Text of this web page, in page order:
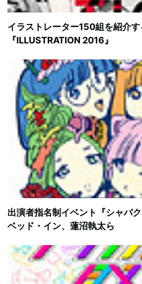
イラストレーター150組を紹介
『ILLUSTRATION 2016』
出演者指名制イベント『シャバク
ベッド・イン、蓮沼執太ら